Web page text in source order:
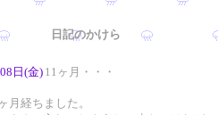
日記のかけら
日(金) 11ヶ月・・・
月経ちました。